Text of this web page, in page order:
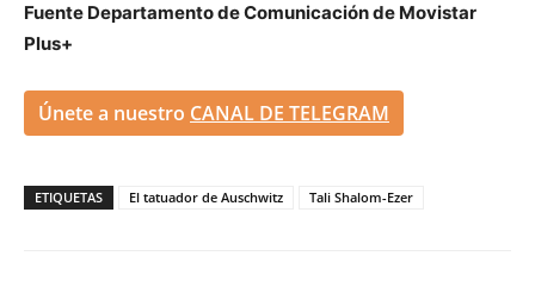
Fuente Departamento de Comunicación de Movistar
Plus+
Únete a nuestro CANAL DE TELEGRAM
ETIQUETAS El tatuador de Auschwitz Tali Shalom-Ezer